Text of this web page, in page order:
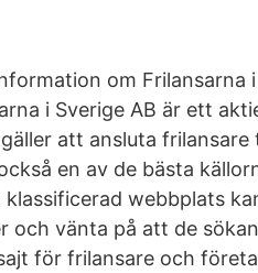
om Frilansarna i
i Sverige AB är ett
att ansluta
en av de bästa
webbplats
och vänta på att de
för frilansare och